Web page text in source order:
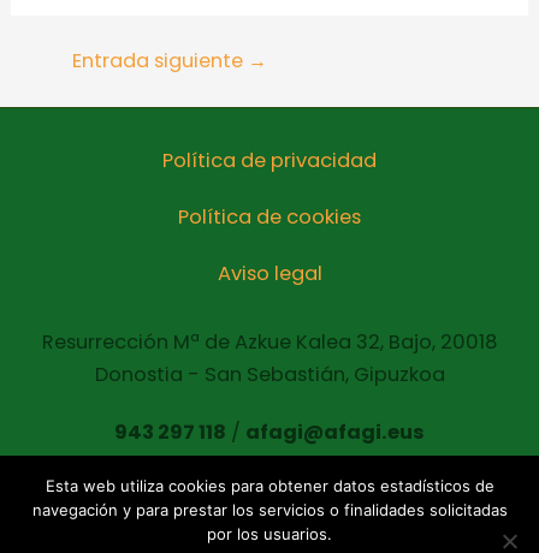
Entrada siguiente →
Política de privacidad
Política de cookies
Aviso legal
Resurrección Mª de Azkue Kalea 32, Bajo, 20018
Donostia - San Sebastián, Gipuzkoa
943 297 118 / afagi@afagi.eus
Copyright © 2021 AFAGI Todos los derechos
Esta web utiliza cookies para obtener datos estadísticos de
navegación y para prestar los servicios o finalidades solicitadas
por los usuarios.